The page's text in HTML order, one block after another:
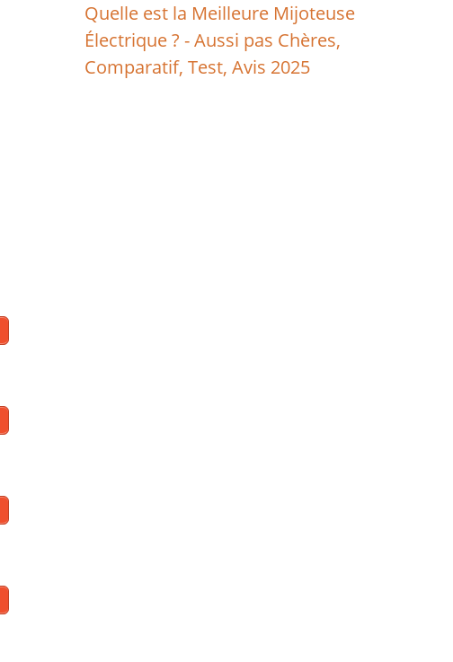
Quelle est la Meilleure Mijoteuse
Électrique ? - Aussi pas Chères,
Comparatif, Test, Avis 2025